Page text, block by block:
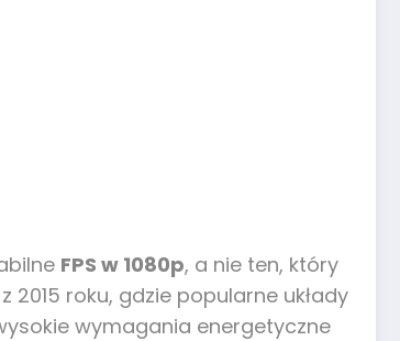
FPS w 1080p, a nie ten, który
roku, gdzie popularne układy
wymagania energetyczne